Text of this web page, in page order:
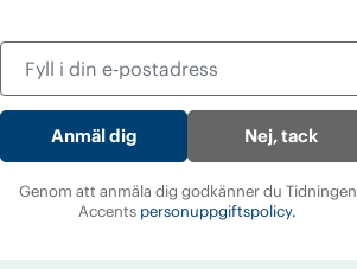
Barbro Janson Lundkvist,
Nej, tack
Genom att anmäla dig godkänner du Tidningen
Accents personuppgiftspolicy.